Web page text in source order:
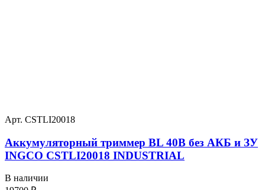
Арт. CSTLI20018
Аккумуляторный триммер BL 40В без АКБ и ЗУ
INGCO CSTLI20018 INDUSTRIAL
В наличии